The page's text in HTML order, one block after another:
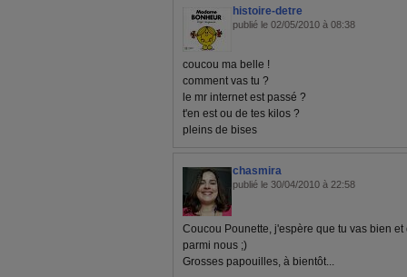
histoire-detre
publié le 02/05/2010 à 08:38
coucou ma belle !
comment vas tu ?
le mr internet est passé ?
t'en est ou de tes kilos ?
pleins de bises
chasmira
publié le 30/04/2010 à 22:58
Coucou Pounette, j'espère que tu vas bien
parmi nous ;)
Grosses papouilles, à bientôt...